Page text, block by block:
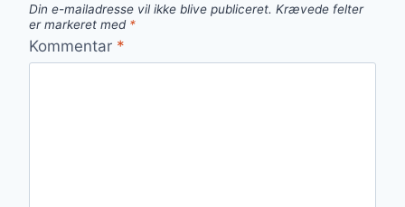
Din e-mailadresse vil ikke blive publiceret. Krævede felter
er markeret med *
Kommentar *